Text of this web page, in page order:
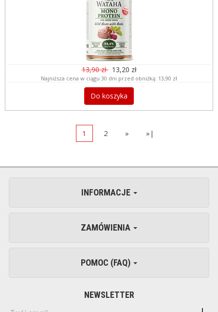
13,90 zł 13,20 zł
Najniższa cena w ciągu 30 dni przed obniżką: 13,90 zł
Do koszyka
1 2 » »|
INFORMACJE
ZAMÓWIENIA
POMOC (FAQ)
NEWSLETTER